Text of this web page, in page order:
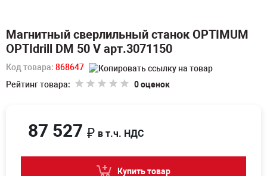
Магнитный сверлильный станок OPTIMUM
OPTIdrill DM 50 V арт.3071150
Код товара: 868647
Рейтинг товара:
0 оценок
87 527 ₽ в т.ч. НДС
Купить товар